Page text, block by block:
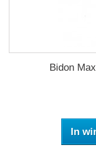
Bidon
In